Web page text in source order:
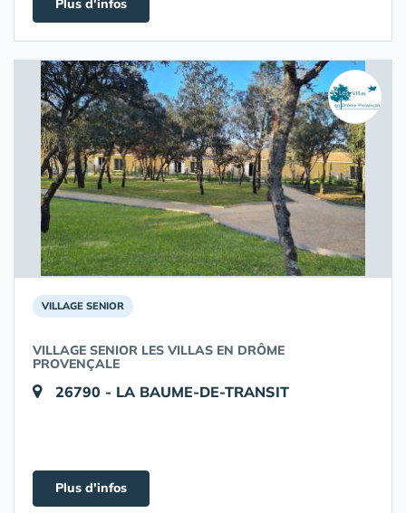
Plus d'infos
VILLAGE SENIOR
VILLAGE SENIOR LES VILLAS EN DRÔME
PROVENÇALE
26790 - LA BAUME-DE-TRANSIT
Plus d'infos